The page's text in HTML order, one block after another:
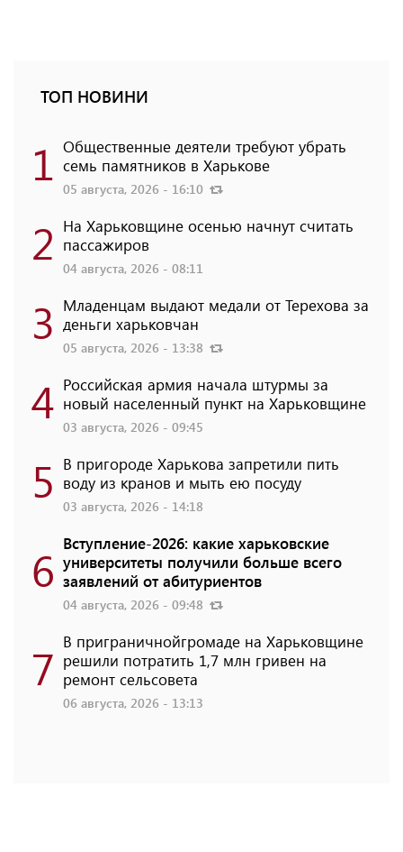
ТОП НОВИНИ
1 Общественные деятели требуют убрать
семь памятников в Харькове
05 августа, 2026 - 16:10
2 На Харьковщине осенью начнут считать
пассажиров
04 августа, 2026 - 08:11
3 Младенцам выдают медали от Терехова за
деньги харьковчан
05 августа, 2026 - 13:38
4 Российская армия начала штурмы за
новый населенный пункт на Харьковщине
03 августа, 2026 - 09:45
5 В пригороде Харькова запретили пить
воду из кранов и мыть ею посуду
03 августа, 2026 - 14:18
6 Вступление-2026: какие харьковские
университеты получили больше всего
заявлений от абитуриентов
04 августа, 2026 - 09:48
7 В приграничнойгромаде на Харьковщине
решили потратить 1,7 млн ​​гривен на
ремонт сельсовета
06 августа, 2026 - 13:13